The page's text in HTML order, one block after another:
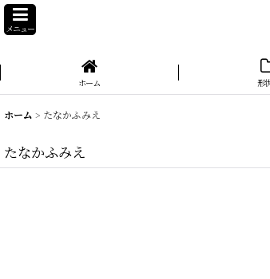
メニュー
ホーム 形
ホーム > たなかふみえ
たなかふみえ